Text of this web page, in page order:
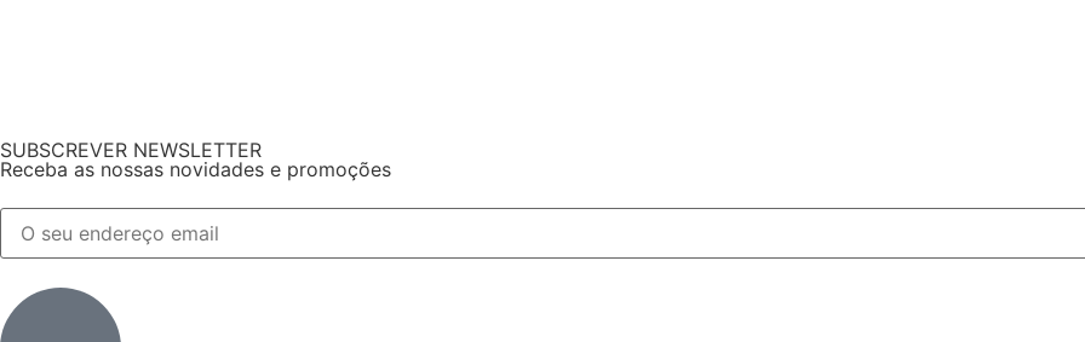
SUBSCREVER NEWSLETTER
Receba as nossas novidades e promoções